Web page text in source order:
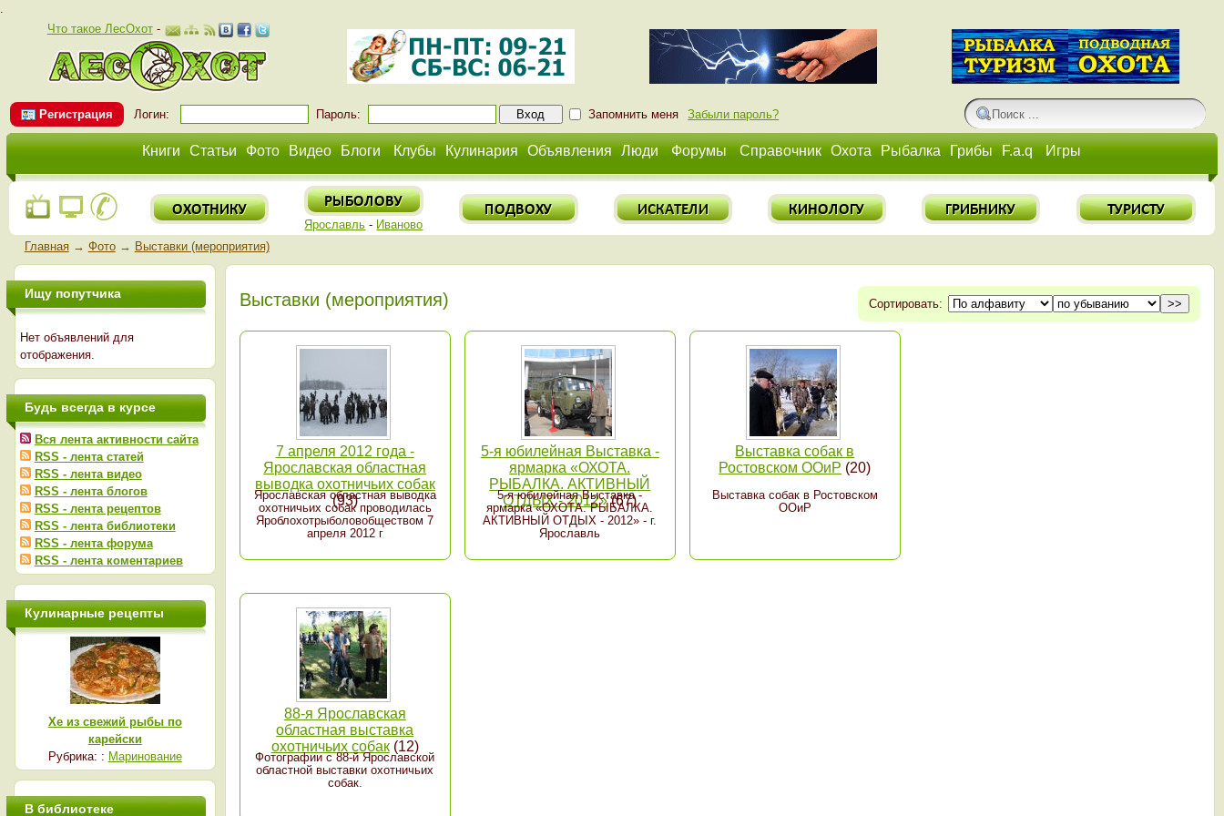
.
Что такое ЛесОхот-
Регистрация Логин: Пароль: Запомнить меня Забыли пароль?
Книги Статьи Фото Видео Блоги Клубы Кулинария Объявления Люди Форумы Справочник Охота Рыбалка Грибы F.a.q Игры
Ярославль - Иваново
Главная→ Фото→ Выставки (мероприятия)
Сортировать:
Выставки (мероприятия)
7 апреля 2012 года -
Ярославская областная
выводка охотничьих собак
(93)
Ярославская областная выводка
охотничьих собак проводилась
Яроблохотрыболовобществом 7
апреля 2012 г
5-я юбилейная Выставка -
ярмарка «ОХОТА.
РЫБАЛКА. АКТИВНЫЙ
ОТДЫХ - 2012»(67)
5-я юбилейная Выставка -
ярмарка «ОХОТА. РЫБАЛКА.
АКТИВНЫЙ ОТДЫХ - 2012» - г.
Ярославль
Выставка собак в
Ростовском ООиР (20)
Выставка собак в Ростовском
ООиР
88-я Ярославская
областная выставка
охотничьих собак(12)
Фотографии с 88-й Ярославской
областной выставки охотничьих
собак.
Ищу попутчика
Нет объявлений для
отображения.
Будь всегда в курсе
Вся лента активности сайта
RSS - лента статей
RSS - лента видео
RSS - лента блогов
RSS - лента рецептов
RSS - лента библиотеки
RSS - лента форума
RSS - лента коментариев
Кулинарные рецепты
Хе из свежий рыбы по
карейски
Рубрика: : Маринование
В библиотеке